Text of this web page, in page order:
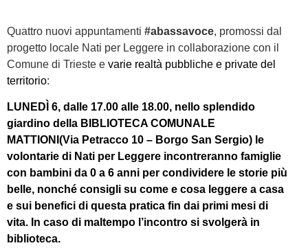
Quattro nuovi appuntamenti #abassavoce, promossi dal
progetto locale Nati per Leggere in collaborazione con il
Comune di Trieste e varie realtà pubbliche e private del
territorio:
LUNEDÌ 6, dalle 17.00 alle 18.00, nello splendido
giardino della BIBLIOTECA COMUNALE
MATTIONI (Via Petracco 10 – Borgo San Sergio) le
volontarie di Nati per Leggere incontreranno famiglie
con bambini da 0 a 6 anni per condividere le storie più
belle, nonché consigli su come e cosa leggere a casa
e sui benefici di questa pratica fin dai primi mesi di
vita. In caso di maltempo l’incontro si svolgerà in
biblioteca.